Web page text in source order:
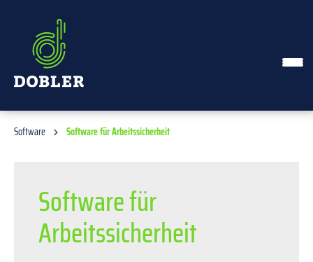
Software Software für Arbeitssicherheit
Software für
Arbeitssicherheit